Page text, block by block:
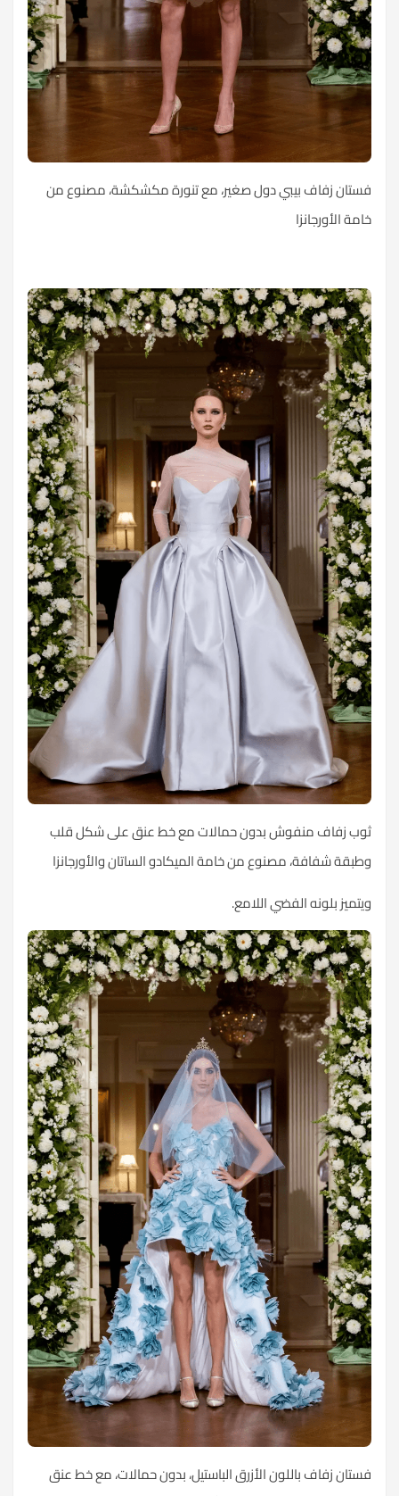
فستان زفاف بيبي دول صغير، مع تنورة مكشكشة، مصنوع من
خامة الأورجانزا
ثوب زفاف منفوش بدون حمالات مع خط عنق على شكل قلب
وطبقة شفافة، مصنوع من خامة الميكادو الساتان والأورجانزا
ويتميز بلونه الفضي اللامع.
فستان زفاف باللون الأزرق الباستيل، بدون حمالات، مع خط عنق